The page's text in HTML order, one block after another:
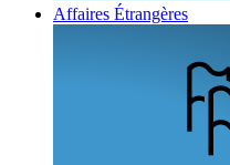
Affaires Étrangères